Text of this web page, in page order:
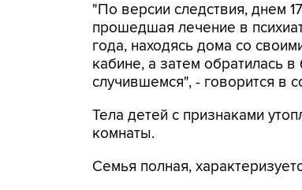
"По версии следствия, днем
прошедшая лечение в
года, находясь дома со
кабине, а затем обратилась
случившемся", - говорится в
Тела детей с признаками
комнаты.
Семья полная,